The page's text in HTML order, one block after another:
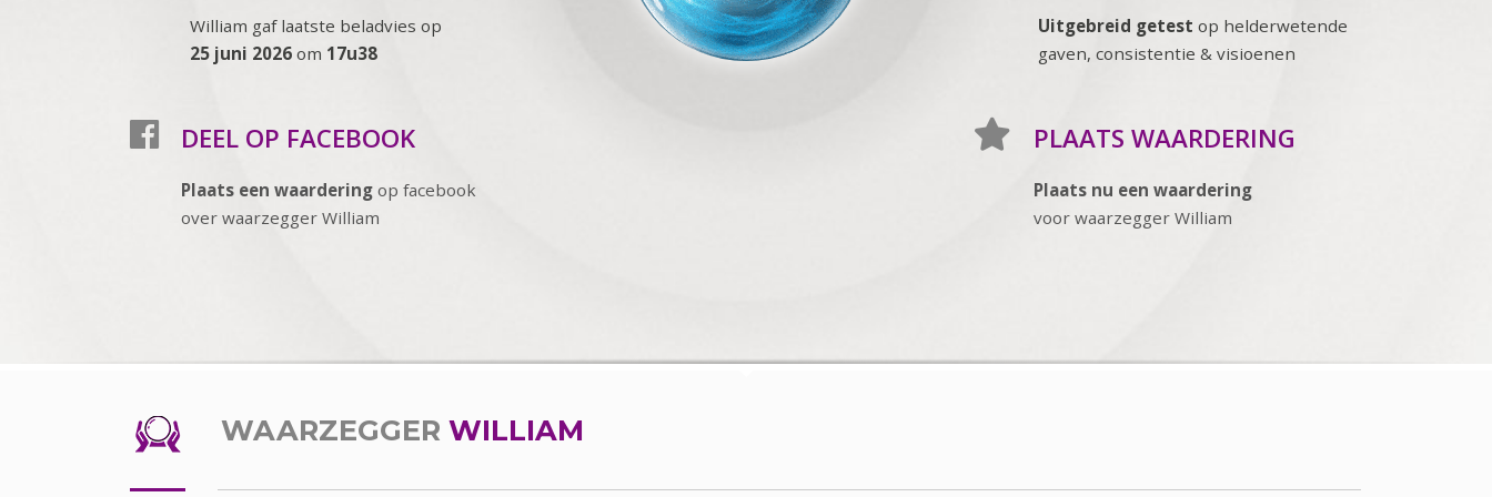
William gaf laatste beladvies op
25 juni 2026 om 17u38
DEEL OP FACEBOOK
Plaats een waardering op facebook
over waarzegger William
Uitgebreid getest op helderwetende
gaven, consistentie & visioenen
PLAATS WAARDERING
Plaats nu een waardering
voor waarzegger William
WAARZEGGER WILLIAM